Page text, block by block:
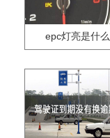
epc灯亮是什